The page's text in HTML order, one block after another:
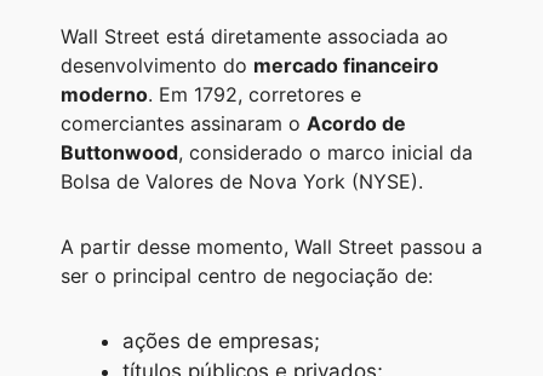
Wall Street está diretamente associada ao
desenvolvimento do mercado financeiro
moderno. Em 1792, corretores e
comerciantes assinaram o Acordo de
Buttonwood, considerado o marco inicial da
Bolsa de Valores de Nova York (NYSE).
A partir desse momento, Wall Street passou a
ser o principal centro de negociação de:
ações de empresas;